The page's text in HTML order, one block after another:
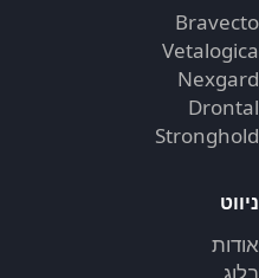
Bravecto
Vetalogica
Nexgard
Drontal
Stronghold
ניווט
אודות